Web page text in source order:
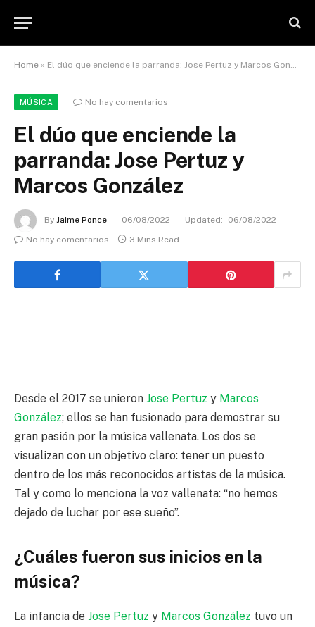
Home » El dúo que enciende la parranda: Jose Pertuz y Marcos González
MÚSICA No hay comentarios
El dúo que enciende la
parranda: Jose Pertuz y
Marcos González
By Jaime Ponce 06/08/2022 Updated:
06/08/2022
No hay comentarios
3 Mins Read
Desde el 2017 se unieron Jose Pertuz y Marcos
González; ellos se han fusionado para demostrar su
gran pasión por la música vallenata. Los dos se
visualizan con un objetivo claro: tener un puesto
dentro de los más reconocidos artistas de la música.
Tal y como lo menciona la voz vallenata: “no hemos
dejado de luchar por ese sueño”.
¿Cuáles fueron sus inicios en la
música?
La infancia de Jose Pertuz y Marcos González tuvo un